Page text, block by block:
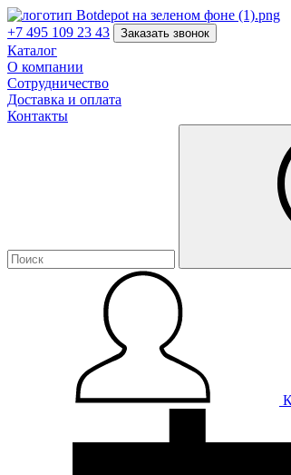
+7 495 109 23 43 Заказать звонок
Каталог
О компании
Сотрудничество
Доставка и оплата
Контакты